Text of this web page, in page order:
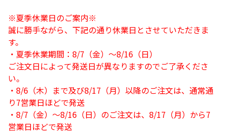
※夏季休業日のご案内※
誠に勝手ながら、下記の通り休業日とさせていただきま
す。
・夏季休業期間：8/7（金）～8/16（日）
ご注文日によって発送日が異なりますのでご了承くださ
い。
・8/6（木）まで及び8/17（月）以降のご注文は、通常通
り7営業日ほどで発送
・8/7（金）～8/16（日）のご注文は、8/17（月）から7
営業日ほどで発送